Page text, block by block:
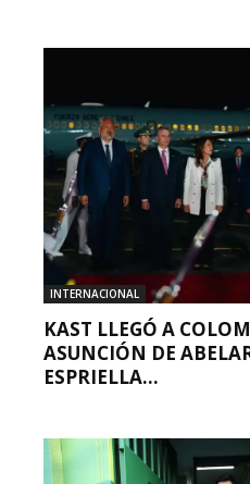
INTERNACIONAL
KAST LLEGÓ A
ASUNCIÓN DE
ESPRIELLA...